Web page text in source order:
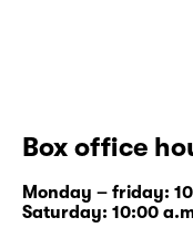
Box office
Monday – friday:
Saturday: 10:00